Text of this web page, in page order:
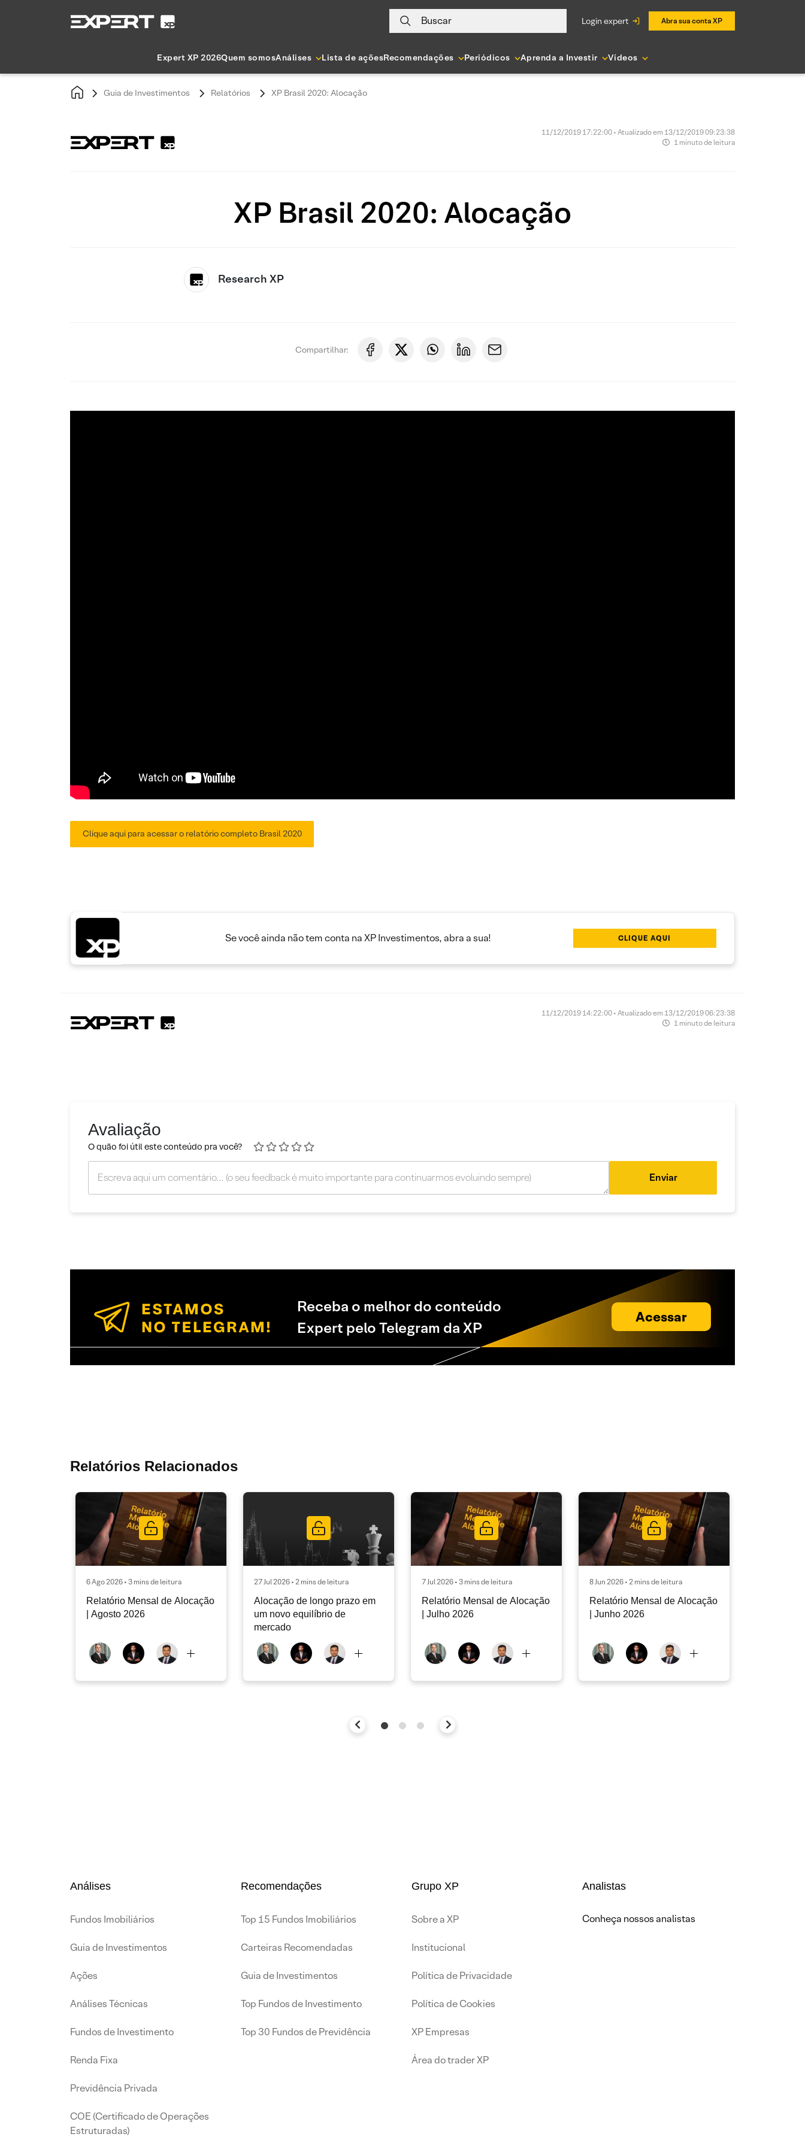
Buscar login expert Abra sua conta XP
Expert XP 2026Quem somosAnálises Lista de açõesRecomendações Periódicos Aprenda a Investir Vídeos
Guia de Investimentos Relatórios XP Brasil 2020: Alocação
11/12/2019 17:22:00 • Atualizado em 13/12/2019 09:23:38
1 minuto de leitura
XP Brasil 2020: Alocação
Research XP
Compartilhar:
Clique aqui para acessar o relatório completo Brasil 2020
Se você ainda não tem conta na XP Investimentos, abra a sua! CLIQUE AQUI
11/12/2019 14:22:00 • Atualizado em 13/12/2019 06:23:38
1 minuto de leitura
Avaliação
O quão foi útil este conteúdo pra você?
Enviar
Receba o melhor do conteúdo
Expert pelo Telegram da XP
Acessar
Relatórios Relacionados
6 Ago 2026 • 3 mins de leitura
Relatório Mensal de Alocação
| Agosto 2026
27 Jul 2026 • 2 mins de leitura
Alocação de longo prazo em
um novo equilíbrio de
mercado
7 Jul 2026 • 3 mins de leitura
Relatório Mensal de Alocação
| Julho 2026
8 Jun 2026 • 2 mins de leitura
Relatório Mensal de Alocação
| Junho 2026
Análises
Fundos Imobiliários
Guia de Investimentos
Ações
Análises Técnicas
Fundos de Investimento
Renda Fixa
Previdência Privada
COE (Certificado de Operações
Estruturadas)
Recomendações
Top 15 Fundos Imobiliários
Carteiras Recomendadas
Guia de Investimentos
Top Fundos de Investimento
Top 30 Fundos de Previdência
Grupo XP
Sobre a XP
Institucional
Política de Privacidade
Política de Cookies
XP Empresas
Área do trader XP
Analistas
Conheça nossos analistas